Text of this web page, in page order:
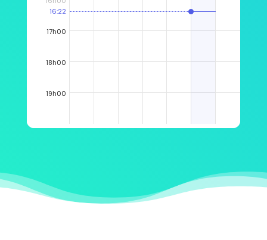
17h00
18h00
19h00
16:22